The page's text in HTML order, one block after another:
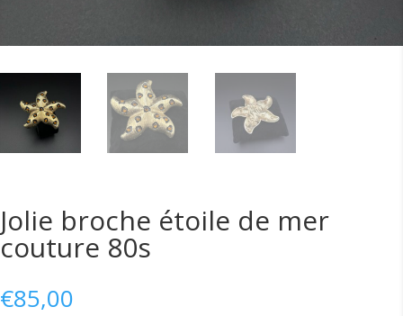
Jolie broche étoile de mer
couture 80s
€85,00